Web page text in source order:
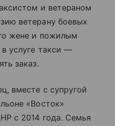
и ветераном
ветерану боевых
жене и пожилым
услуге такси —
заказ.
вместе с супругой
«Восток»
с 2014 года. Семья